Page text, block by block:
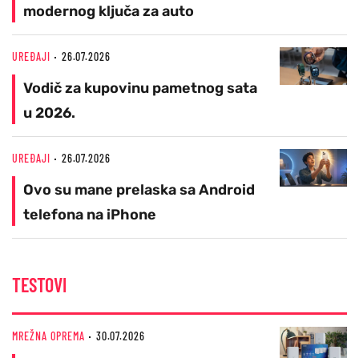
modernog ključa za auto
UREĐAJI 26.07.2026
Vodič za kupovinu pametnog sata
u 2026.
UREĐAJI 26.07.2026
Ovo su mane prelaska sa Android
telefona na iPhone
TESTOVI
MREŽNA OPREMA 30.07.2026